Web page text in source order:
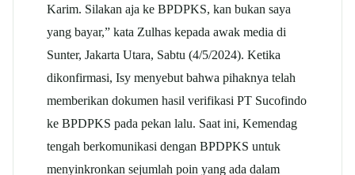
Karim. Silakan aja ke BPDPKS, kan bukan saya
yang bayar,” kata Zulhas kepada awak media di
Sunter, Jakarta Utara, Sabtu (4/5/2024). Ketika
dikonfirmasi, Isy menyebut bahwa pihaknya telah
memberikan dokumen hasil verifikasi PT Sucofindo
ke BPDPKS pada pekan lalu. Saat ini, Kemendag
tengah berkomunikasi dengan BPDPKS untuk
menyinkronkan sejumlah poin yang ada dalam